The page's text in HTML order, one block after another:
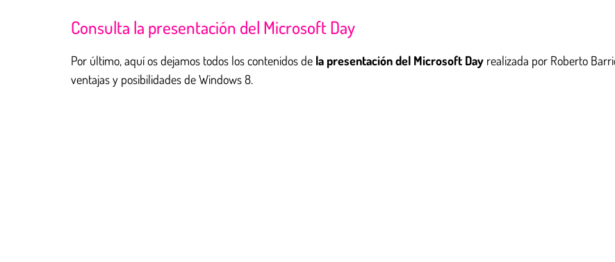
Consulta la presentación del Microsoft Day
Por último, aquí os dejamos todos los contenidos de la presentación del Microsoft Day realizada por Roberto
ventajas y posibilidades de Windows 8.